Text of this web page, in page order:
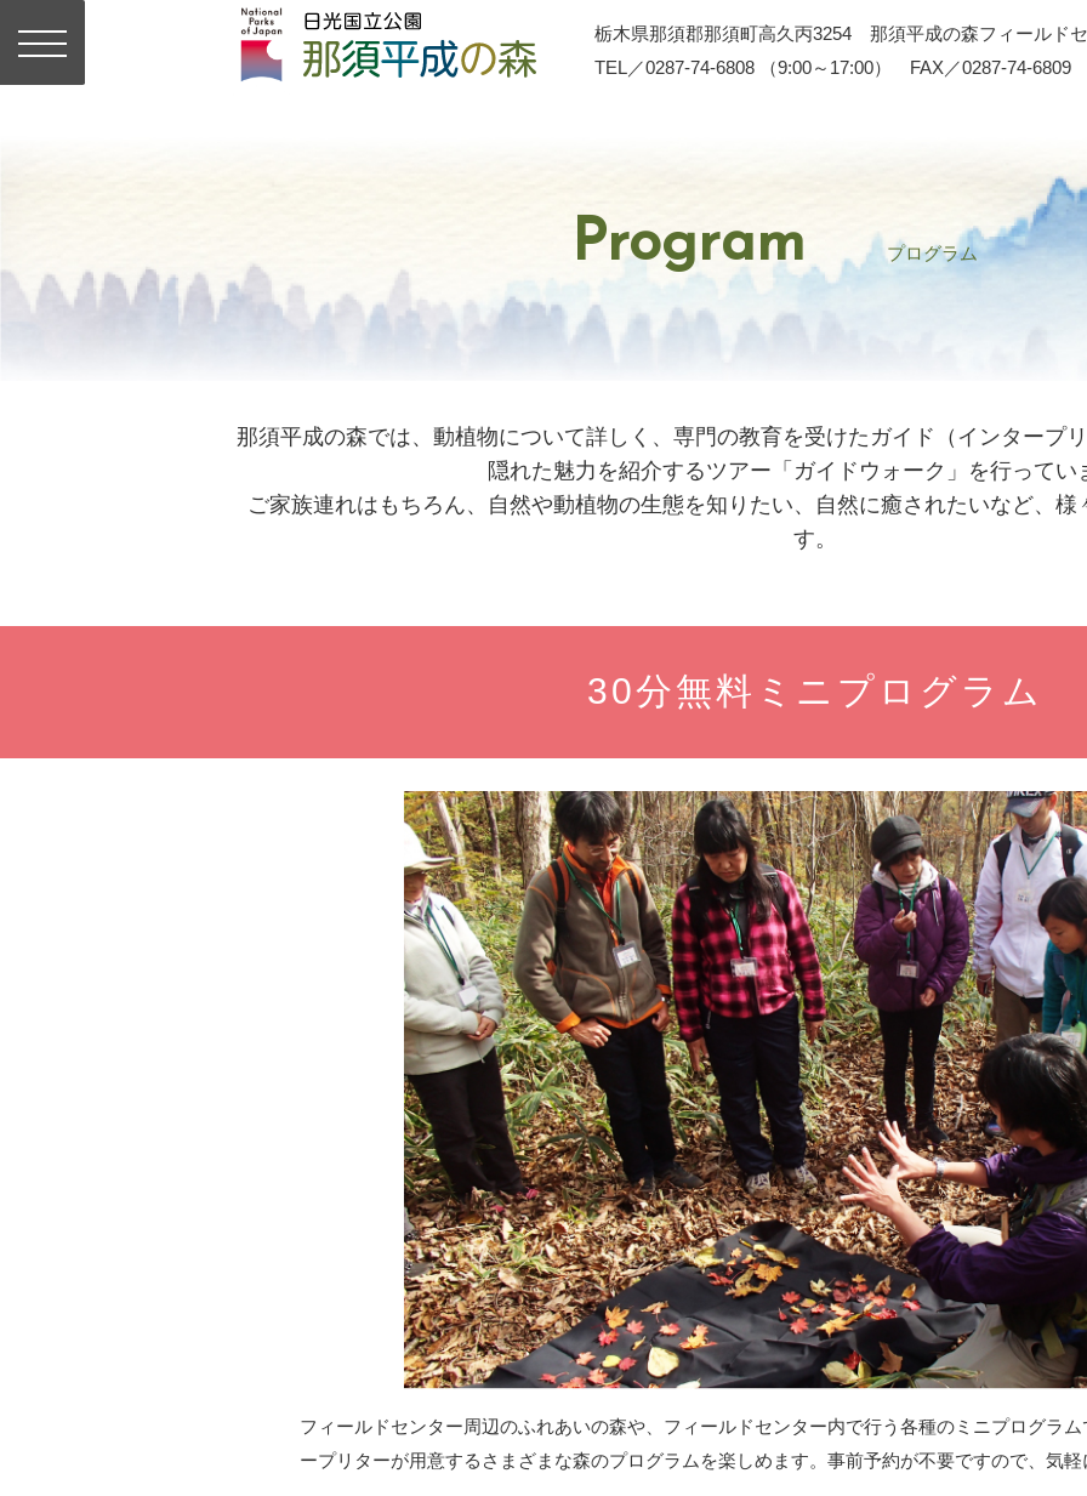
栃木県那須郡那須町高久丙3254 那須平成の森フィールド
TEL／0287-74-6808 （9:00～17:00） FAX／0287-74-6809
Program プログラム
那須平成の森では、動植物について詳しく、専門の教育を受けたガイド（インタープ
隠れた魅力を紹介するツアー「ガイドウォーク」を行ってい
ご家族連れはもちろん、自然や動植物の生態を知りたい、自然に癒されたいなど、
す。
30分無料ミニプログラム
フィールドセンター周辺のふれあいの森や、フィールドセンター内で行う各種のミニプログラ
ープリターが用意するさまざまな森のプログラムを楽しめます。事前予約が不要ですので、気